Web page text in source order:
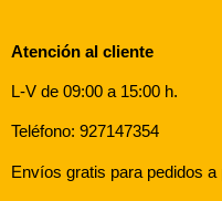
Atención al cliente
L-V de 09:00 a 15:00 h.
Teléfono: 927147354
Envíos gratis para pedidos